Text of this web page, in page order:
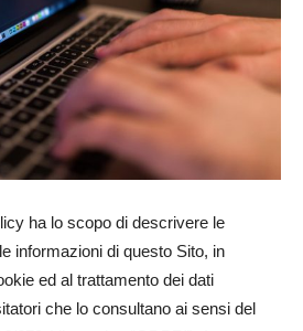
ha lo scopo di descrivere le
informazioni di questo Sito, in
ed al trattamento dei dati
che lo consultano ai sensi del